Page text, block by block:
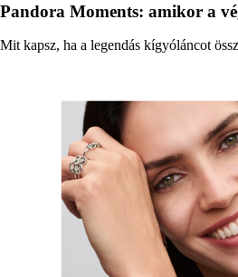
Pandora Moments: amikor a
Mit kapsz, ha a legendás kígyóláncot